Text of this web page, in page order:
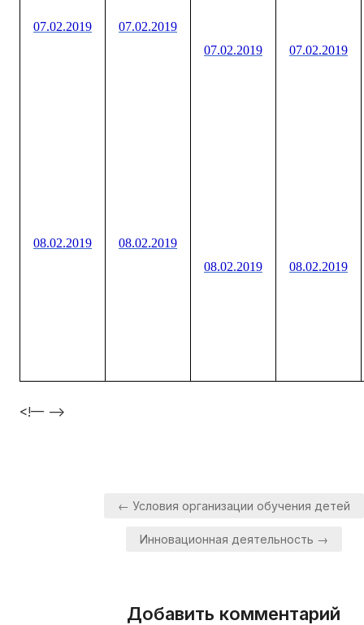
07.02.2019
08.02.2019
07.02.2019
08.02.2019
07.02.2019
08.02.2019
07.02.2019
08.02.2019
<!— —>
Навигация← Условия организации обучения детей
Инновационная деятельность →
Добавить комментарий